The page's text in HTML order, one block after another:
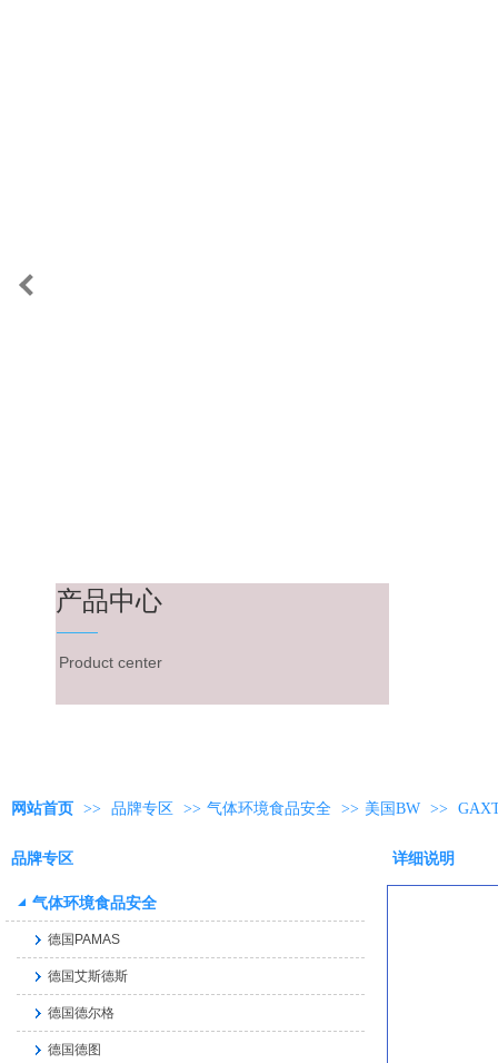
产品中心
Product center
网站首页 >> 品牌专区 >> 气体环境食品安全 >> 美国BW >>
品牌专区
气体环境食品安全
德国PAMAS
德国艾斯德斯
德国德尔格
德国德图
详细说明